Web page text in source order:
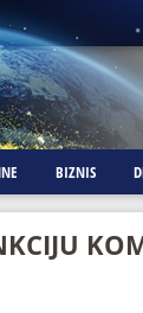
BIZNIS